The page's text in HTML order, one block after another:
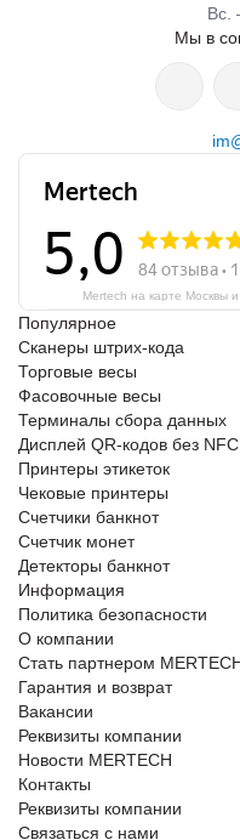
Вс.
Мы в
Mertech на карте Москвы
Популярное
Сканеры штрих-кода
Торговые весы
Фасовочные весы
Терминалы сбора данных
Дисплей QR-кодов без NFC
Принтеры этикеток
Чековые принтеры
Счетчики банкнот
Счетчик монет
Детекторы банкнот
Информация
Политика безопасности
О компании
Стать партнером
Гарантия и возврат
Вакансии
Реквизиты компании
Новости MERTECH
Контакты
Реквизиты компании
Связаться с нами